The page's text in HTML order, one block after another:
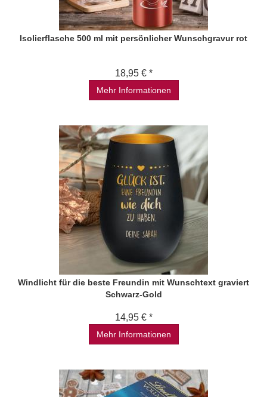
Isolierflasche 500 ml mit persönlicher Wunschgravur rot
18,95 € *
Mehr Informationen
Windlicht für die beste Freundin mit Wunschtext graviert
Schwarz-Gold
14,95 € *
Mehr Informationen